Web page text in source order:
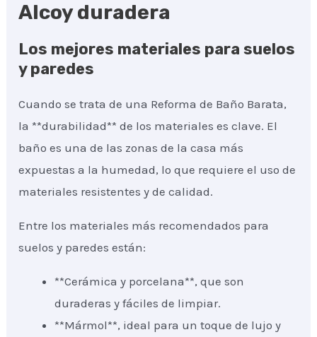
Alcoy duradera
Los mejores materiales para suelos
y paredes
Cuando se trata de una Reforma de Baño Barata,
la **durabilidad** de los materiales es clave. El
baño es una de las zonas de la casa más
expuestas a la humedad, lo que requiere el uso de
materiales resistentes y de calidad.
Entre los materiales más recomendados para
suelos y paredes están:
**Cerámica y porcelana**, que son
duraderas y fáciles de limpiar.
**Mármol**, ideal para un toque de lujo y